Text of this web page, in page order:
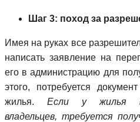
Шаг 3: поход за
Имея на руках все
написать заявление на
его в администрацию для
этого, потребуется
жилья. Если у жилья
владельцев, требуется